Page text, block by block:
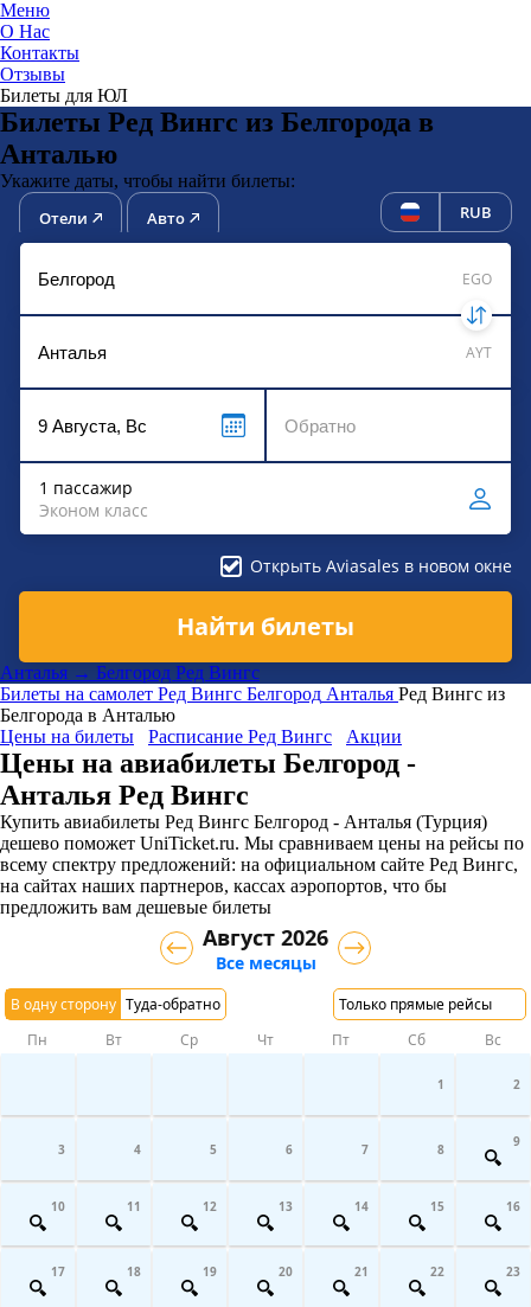
Меню
О Нас
Контакты
Отзывы
Билеты для ЮЛ
Билеты Ред Вингс из Белгорода в
Анталью
Укажите даты, чтобы найти билеты:
Отели Авто RUB
EGO
AYT
1 пассажир
Эконом класс
Открыть Aviasales в новом окне
Найти билеты
Анталья → Белгород Ред Вингс
Билеты на самолет Ред Вингс Белгород Анталья Ред Вингс из
Белгорода в Анталью
Цены на билеты
Расписание Ред Вингс Акции
Цены на авиабилеты Белгород -
Анталья Ред Вингс
Купить авиабилеты Ред Вингс Белгород - Анталья (Турция)
дешево поможет UniTicket.ru. Мы сравниваем цены на рейсы по
всему спектру предложений: на официальном сайте Ред Вингс,
на сайтах наших партнеров, кассах аэропортов, что бы
предложить вам дешевые билеты
В одну сторону Туда-обратно Только прямые рейсы
Август 2026
Все месяцы
Пн Вт Ср Чт Пт Сб Вс
1 2
3 4 5 6 7 8 9
10 11 12 13 14 15 16
17 18 19 20 21 22 23